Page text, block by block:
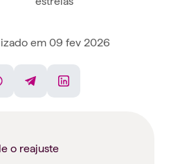
em 09 fev 2026
TelegramLinkedin
o reajuste